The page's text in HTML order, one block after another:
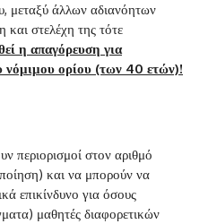
μεταξύ άλλων αδιανόητων
στελέχη της τότε
η απαγόρευση για
νόμιμου ορίου (των 40 ετών)!
περιορισμοί στον αριθμό
και να μπορούν να
επικίνδυνο για όσους
μαθητές διαφορετικών